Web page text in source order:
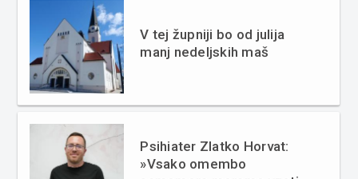
V tej župniji bo od julija
manj nedeljskih maš
Psihiater Zlatko Horvat:
»Vsako omembo